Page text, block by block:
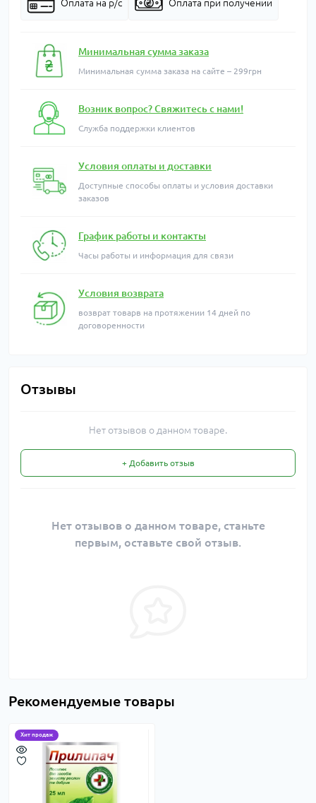
Оплата на р/с Оплата при получении
Минимальная сумма заказа
Минимальная сумма заказа на сайте – 299грн
Возник вопрос? Свяжитесь с нами!
Служба поддержки клиентов
Условия оплаты и доставки
Доступные способы оплаты и условия доставки
заказов
График работы и контакты
Часы работы и информация для связи
Условия возврата
возврат товарв на протяжении 14 дней по
договоренности
Отзывы
Нет отзывов о данном товаре.
+ Добавить отзыв
Нет отзывов о данном товаре, станьте
первым, оставьте свой отзыв.
Рекомендуемые товары
Хит продаж